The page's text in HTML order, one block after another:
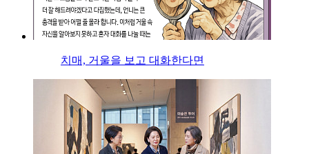
치매, 거울을 보고 대화한다면